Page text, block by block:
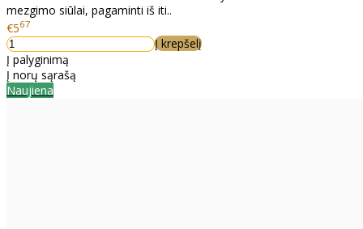
mezgimo siūlai, pagaminti iš iti..
€567
Į krepšelį
Į palyginimą
Į norų sąrašą
Naujiena